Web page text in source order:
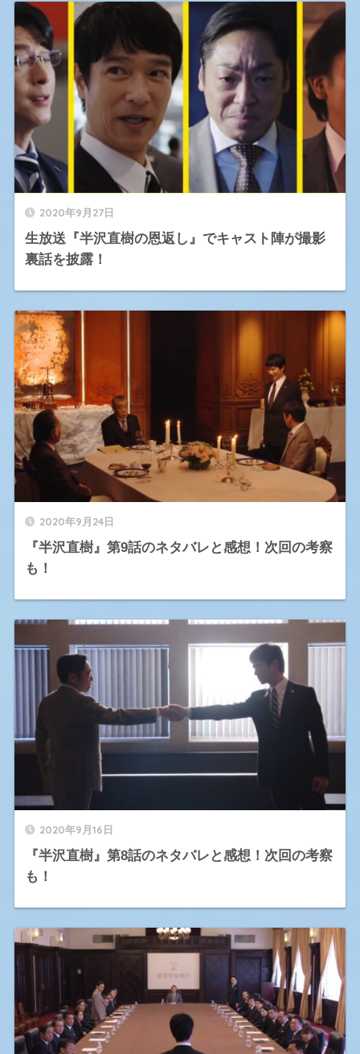
2020年9月27日
生放送『半沢直樹の恩返し』でキャスト陣が撮影
裏話を披露！
2020年9月24日
『半沢直樹』第9話のネタバレと感想！次回の考察
も！
2020年9月16日
『半沢直樹』第8話のネタバレと感想！次回の考察
も！